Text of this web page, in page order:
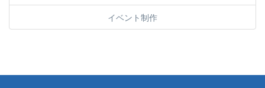
イベント制作